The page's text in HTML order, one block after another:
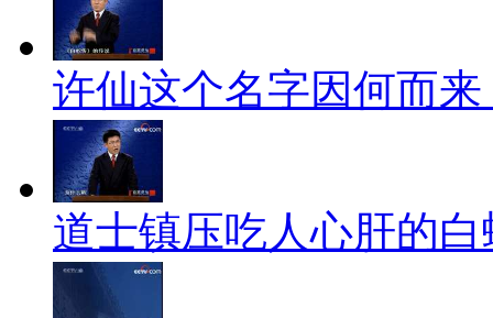
许仙这个名字因何而来
道士镇压吃人心肝的白